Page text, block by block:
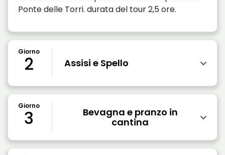
Ponte delle Torri. durata del tour 2,5 ore.
Giorno
2 Assisi e Spello
Giorno
3
Bevagna e pranzo in
cantina